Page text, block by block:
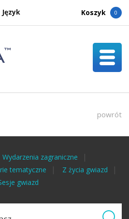
Język Koszyk 0
powrót
Wydarzenia zagraniczne
tematyczne
Z życia gwiazd
gwiazd